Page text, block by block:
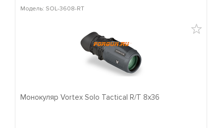
Модель: SOL-3608-RT
Монокуляр Vortex Solo Tactical R/T 8x36